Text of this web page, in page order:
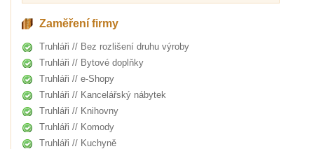
Zaměření firmy
Truhláři // Bez rozlišení druhu výroby
Truhláři // Bytové doplňky
Truhláři // e-Shopy
Truhláři // Kancelářský nábytek
Truhláři // Knihovny
Truhláři // Komody
Truhláři // Kuchyně